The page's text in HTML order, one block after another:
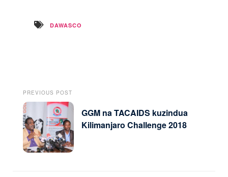
DAWASCO
PREVIOUS POST
GGM na TACAIDS kuzindua
Kilimanjaro Challenge 2018